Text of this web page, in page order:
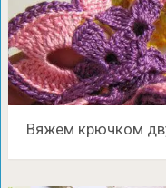
Вяжем крючком